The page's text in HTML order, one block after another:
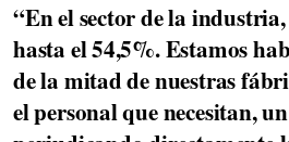
“En el sector de la industria,
hasta el 54,5%. Estamos
de la mitad de nuestras
el personal que necesitan,